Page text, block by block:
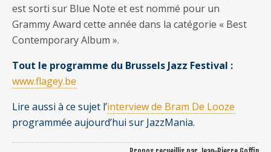
est sorti sur Blue Note et est nommé pour un
Grammy Award cette année dans la catégorie « Best
Contemporary Album ».
Tout le programme du Brussels Jazz Festival :
www.flagey.be
Lire aussi à ce sujet l’interview de Bram De Looze
programmée aujourd’hui sur JazzMania.